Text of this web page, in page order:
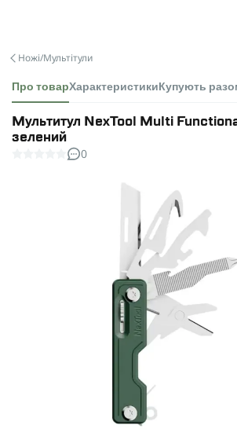
Ножі/Мультітули
Про товарХарактеристики Купують
Мультитул NexTool Multi
зелений
0